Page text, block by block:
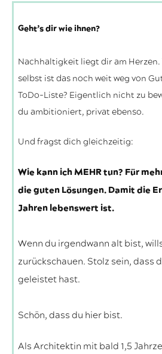
Geht’s dir wie ihnen?
Nachhaltigkeit liegt dir am
selbst ist das noch weit weg von
ToDo-Liste? Eigentlich nicht zu
du ambitioniert, privat ebenso.
Und fragst dich gleichzeitig:
Wie kann ich MEHR tun? Für
die guten Lösungen. Damit die
Jahren lebenswert ist.
Wenn du irgendwann alt bist,
zurückschauen. Stolz sein, dass
geleistet hast.
Schön, dass du hier bist.
Als Architektin mit bald 1,5